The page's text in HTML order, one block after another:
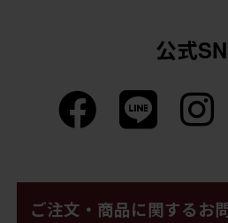
公式
ご注文・商品に関するお